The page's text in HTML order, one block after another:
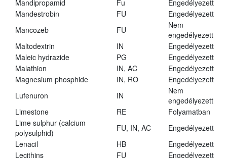
Mandipropamid
Fu
Engedélyezett
Mandestrobin
FU
Engedélyezett
Mancozeb
FU
Nem
engedélyezett
Maltodextrin
IN
Engedélyezett
Maleic hydrazide
PG
Engedélyezett
Malathion
IN, AC
Engedélyezett
Magnesium phosphide
IN, RO
Engedélyezett
Lufenuron
IN
Nem
engedélyezett
Limestone
RE
Folyamatban
Lime sulphur (calcium
polysulphid)
FU, IN, AC
Engedélyezett
Lenacil
HB
Engedélyezett
Lecithins
FU
Engedélyezett